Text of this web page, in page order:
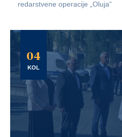
redarstvene operacije „Oluja“
04
KOL